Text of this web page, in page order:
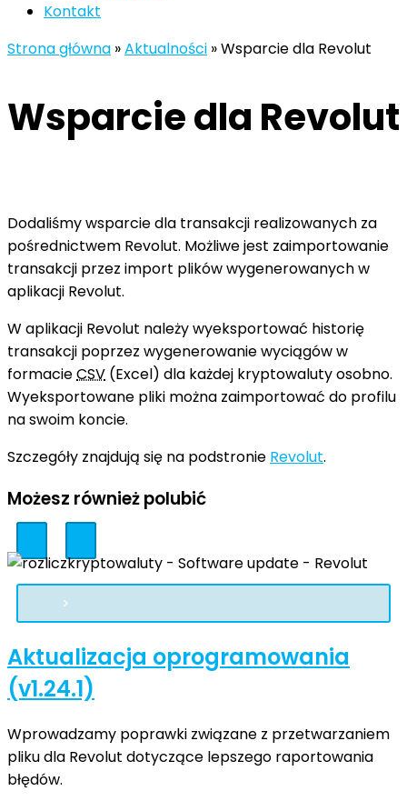
Kontakt
Strona główna »Aktualności »Wsparcie dla Revolut
Wsparcie dla Revolut
Dodaliśmy wsparcie dla transakcji realizowanych za
pośrednictwem Revolut. Możliwe jest zaimportowanie
transakcji przez import plików wygenerowanych w
aplikacji Revolut.
W aplikacji Revolut należy wyeksportować historię
transakcji poprzez wygenerowanie wyciągów w
formacieCSV (Excel) dla każdej kryptowaluty osobno.
Wyeksportowane pliki można zaimportować do profilu
na swoim koncie.
Szczegóły znajdują się na podstronie Revolut.
Możesz również polubić
Aktualizacja oprogramowania
(v1.24.1)
Wprowadzamy poprawki związane z przetwarzaniem
pliku dla Revolut dotyczące lepszego raportowania
błędów.